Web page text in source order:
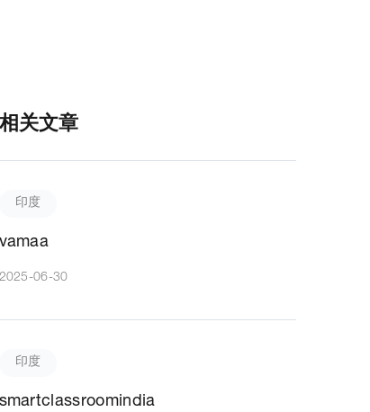
相关文章
印度
vamaa
2025-06-30
印度
smartclassroomindia